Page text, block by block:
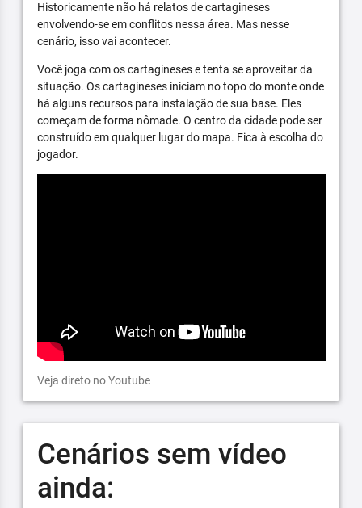
Historicamente não há relatos de cartagineses
envolvendo-se em conflitos nessa área. Mas nesse
cenário, isso vai acontecer.
Você joga com os cartagineses e tenta se aproveitar da
situação. Os cartagineses iniciam no topo do monte onde
há alguns recursos para instalação de sua base. Eles
começam de forma nômade. O centro da cidade pode ser
construído em qualquer lugar do mapa. Fica à escolha do
jogador.
Veja direto no Youtube
Cenários sem vídeo
ainda: